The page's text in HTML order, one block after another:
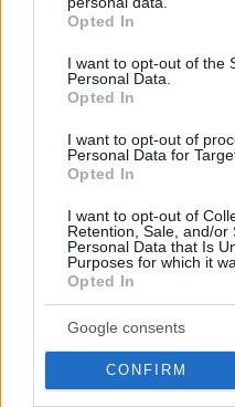
grant or deny consent to
use your data for below
consent section.
Opted In
I want to opt-out of the
Personal Data.
Opted In
I want to opt-out of
Personal Data for
Opted In
I want to opt-out of
Retention, Sale, and/or
Personal Data that Is
Purposes for which it
Opted In
Google consents
CONFIRM
Νεκροτομή και
ΔΕΙΤΕ ΟΛΕΣ ΤΙΣ
ΤΑ ΠΙΟ